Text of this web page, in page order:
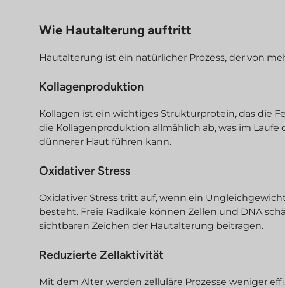
Wie Hautalterung auftritt
Hautalterung ist ein natürlicher Prozess, der von
Kollagenproduktion
Kollagen ist ein wichtiges Strukturprotein, das die
die Kollagenproduktion allmählich ab, was im
dünnerer Haut führen kann.
Oxidativer Stress
Oxidativer Stress tritt auf, wenn ein
besteht. Freie Radikale können Zellen und DNA
sichtbaren Zeichen der Hautalterung beitragen.
Reduzierte Zellaktivität
Mit dem Alter werden zelluläre Prozesse weniger